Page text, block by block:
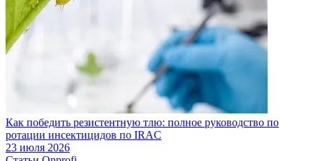
Как победить резистентную тлю: полное руководство по
ротации инсектицидов по IRAC
23 июля 2026